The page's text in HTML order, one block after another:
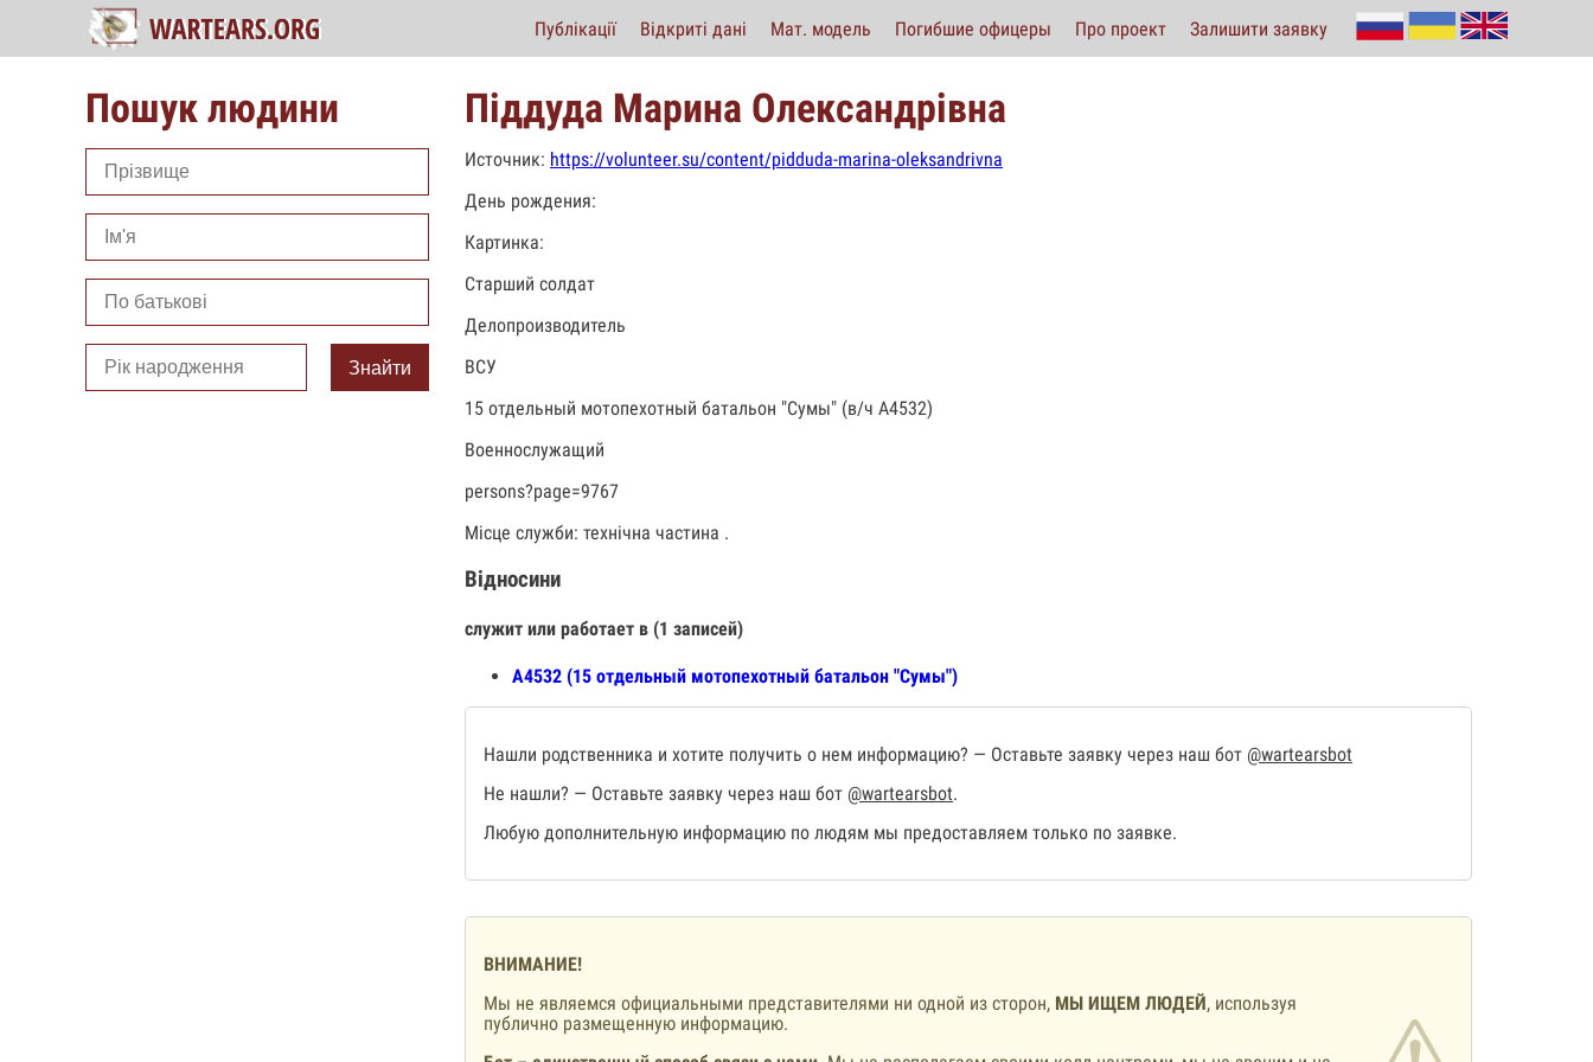
Публікації Відкриті дані Мат. модель Погибшие офицеры Про проект Залишити заявку
Пошук людини
Знайти
Піддуда Марина Олександрівна
Источник: https://volunteer.su/content/pidduda-marina-oleksandrivna
День рождения:
Картинка:
Старший солдат
Делопроизводитель
ВСУ
15 отдельный мотопехотный батальон "Сумы" (в/ч А4532)
Военнослужащий
persons?page=9767
Місце служби: технічна частина .
Відносини
служит или работает в (1 записей)
А4532 (15 отдельный мотопехотный батальон "Сумы")
Нашли родственника и хотите получить о нем информацию? — Оставьте заявку через наш бот @wartearsbot
Не нашли? — Оставьте заявку через наш бот @wartearsbot.
Любую дополнительную информацию по людям мы предоставляем только по заявке.
ВНИМАНИЕ!
Мы не являемся официальными представителями ни одной из сторон, МЫ ИЩЕМ ЛЮДЕЙ, используя
публично размещенную информацию.